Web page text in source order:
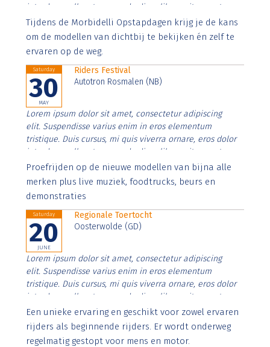
interdum nulla, ut commodo diam libero vitae erat.
Aenean faucibus nibh et justo cursus id rutrum lorem
imperdiet. Nunc ut sem vitae risus tristique posuere.
Tijdens de Morbidelli Opstapdagen krijg je de kans
om de modellen van dichtbij te bekijken én zelf te
ervaren op de weg.
Saturday
30
MAY
Riders Festival
Autotron Rosmalen (NB)
Lorem ipsum dolor sit amet, consectetur adipiscing
elit. Suspendisse varius enim in eros elementum
tristique. Duis cursus, mi quis viverra ornare, eros dolor
interdum nulla, ut commodo diam libero vitae erat.
Aenean faucibus nibh et justo cursus id rutrum lorem
imperdiet. Nunc ut sem vitae risus tristique posuere.
Proefrijden op de nieuwe modellen van bijna alle
merken plus live muziek, foodtrucks, beurs en
demonstraties
Saturday
20
JUNE
Regionale Toertocht
Oosterwolde (GD)
Lorem ipsum dolor sit amet, consectetur adipiscing
elit. Suspendisse varius enim in eros elementum
tristique. Duis cursus, mi quis viverra ornare, eros dolor
interdum nulla, ut commodo diam libero vitae erat.
Aenean faucibus nibh et justo cursus id rutrum lorem
imperdiet. Nunc ut sem vitae risus tristique posuere.
Een unieke ervaring en geschikt voor zowel ervaren
rijders als beginnende rijders. Er wordt onderweg
regelmatig gestopt voor mens en motor.